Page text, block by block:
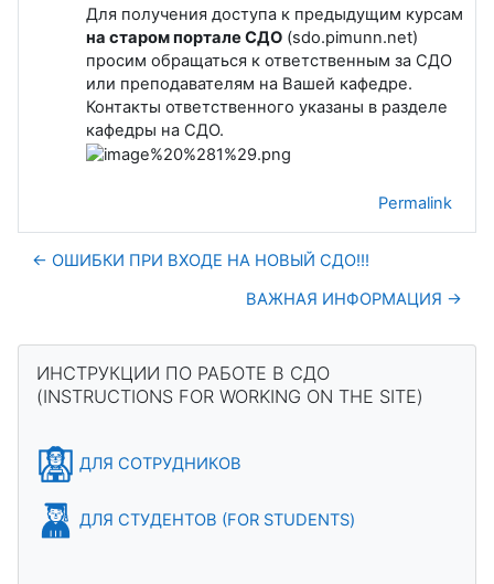
Для получения доступа к предыдущим курсам
на старом портале СДО (sdo.pimunn.net)
просим обращаться к ответственным за СДО
или преподавателям на Вашей кафедре.
Контакты ответственного указаны в разделе
кафедры на СДО.
Permalink
← ОШИБКИ ПРИ ВХОДЕ НА НОВЫЙ СДО!!!
ВАЖНАЯ ИНФОРМАЦИЯ →
ИНСТРУКЦИИ ПО РАБОТЕ В СДО
(INSTRUCTIONS FOR WORKING ON THE SITE)
ДЛЯ СОТРУДНИКОВ
ДЛЯ СТУДЕНТОВ (FOR STUDENTS)